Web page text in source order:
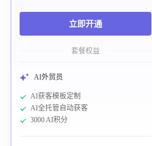
立即开通
套餐权益
AI外贸员
AI获客模板定制
AI全托管自动获客
3000 AI积分